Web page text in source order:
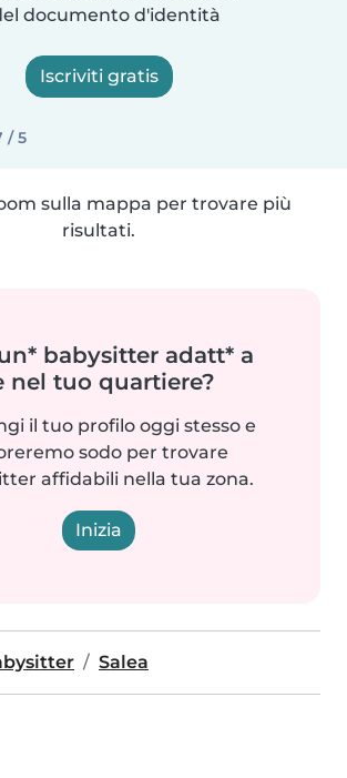
documento d'identità
Iscriviti gratis
/ 5
sulla mappa per trovare più
risultati.
babysitter adatt* a
nel tuo quartiere?
il tuo profilo oggi stesso e
sodo per trovare
affidabili nella tua zona.
Inizia
Salea